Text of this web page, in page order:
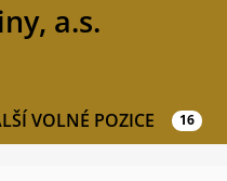
a.s.
VOLNÉ POZICE 16